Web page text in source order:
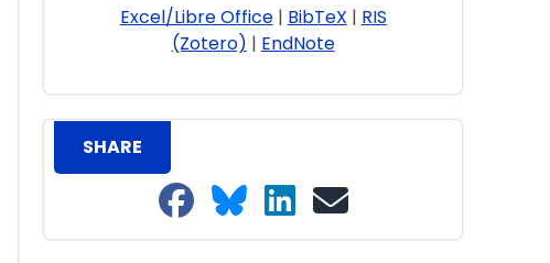
Excel/Libre Office| BibTeX | RIS
(Zotero) | EndNote
SHARE
Share on Facebook
Share on Bluesky
Share on LinkedIn
Share on email